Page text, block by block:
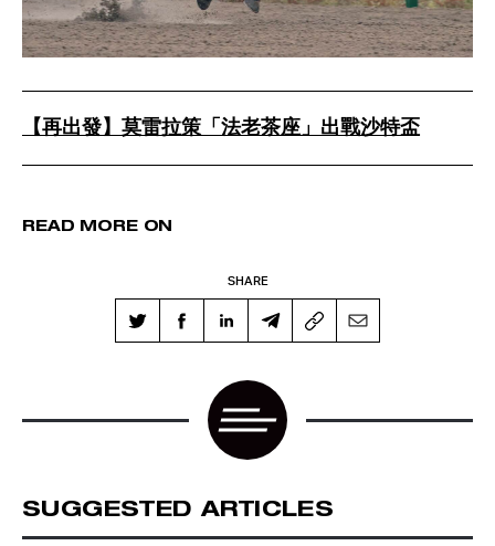
【再出發】莫雷拉策「法老茶座」出戰沙特盃
READ MORE ON
SHARE
SUGGESTED ARTICLES